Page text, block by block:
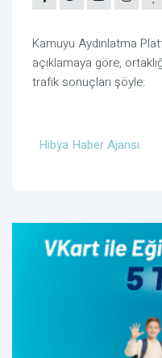
Kamuyu Aydınlatma
açıklamaya göre,
trafik sonuçları şöyle:
Hibya Haber Ajansı